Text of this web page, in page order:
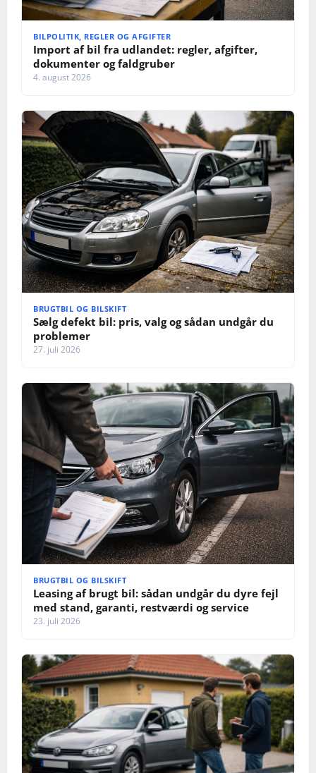
BILPOLITIK, REGLER OG AFGIFTER
Import af bil fra udlandet: regler, afgifter,
dokumenter og faldgruber
4. august 2026
BRUGTBIL OG BILSKIFT
Sælg defekt bil: pris, valg og sådan undgår du
problemer
27. juli 2026
BRUGTBIL OG BILSKIFT
Leasing af brugt bil: sådan undgår du dyre fejl
med stand, garanti, restværdi og service
23. juli 2026